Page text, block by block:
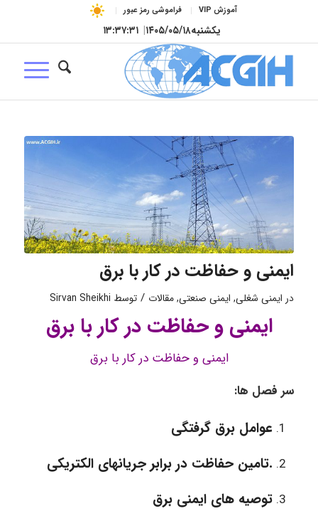
آموزش VIP فراموشی رمز عبور
یکشنبه۱۴۰۵/۰۵/۱۸| ۱۳:۳۷:۳۲
ایمنی و حفاظت در کار با برق
در ایمنی شغلی, ایمنی صنعتی,مقالات / توسط Sirvan Sheikhi
ایمنی و حفاظت در کار با برق
ایمنی و حفاظت در کار با برق
سر فصل ها:
عوامل برق گرفتگی
.تامین حفاظت در برابر جریانهای الکتریکی
توصیه های ایمنی برق